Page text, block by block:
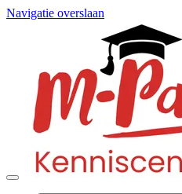
Navigatie overslaan